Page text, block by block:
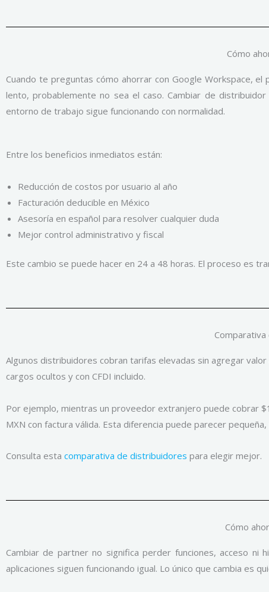
Cómo
Cuando te preguntas cómo ahorrar con Google Workspace,
lento, probablemente no sea el caso. Cambiar de
entorno de trabajo sigue funcionando con normalidad.
Entre los beneficios inmediatos están:
Reducción de costos por usuario al año
Facturación deducible en México
Asesoría en español para resolver cualquier duda
Mejor control administrativo y fiscal
Este cambio se puede hacer en 24 a 48 horas. El proceso es
Algunos distribuidores cobran tarifas elevadas sin agregar
cargos ocultos y con CFDI incluido.
Por ejemplo, mientras un proveedor extranjero puede cobrar
MXN con factura válida. Esta diferencia puede parecer
Consulta esta comparativa de distribuidores para elegir mejor.
Cómo
Cambiar de partner no significa perder funciones, acceso ni
aplicaciones siguen funcionando igual. Lo único que cambia es